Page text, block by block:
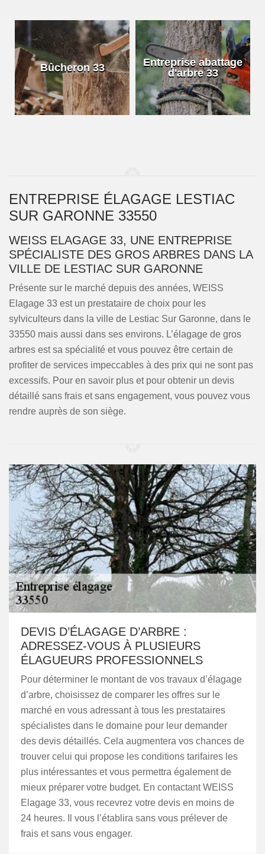
Bûcheron 33
Entreprise abattage
d'arbre 33
ENTREPRISE ÉLAGAGE LESTIAC
SUR GARONNE 33550
WEISS ELAGAGE 33, UNE ENTREPRISE
SPÉCIALISTE DES GROS ARBRES DANS LA
VILLE DE LESTIAC SUR GARONNE
Présente sur le marché depuis des années, WEISS
Elagage 33 est un prestataire de choix pour les
sylviculteurs dans la ville de Lestiac Sur Garonne, dans le
33550 mais aussi dans ses environs. L’élagage de gros
arbres est sa spécialité et vous pouvez être certain de
profiter de services impeccables à des prix qui ne sont pas
excessifs. Pour en savoir plus et pour obtenir un devis
détaillé sans frais et sans engagement, vous pouvez vous
rendre auprès de son siège.
DEVIS D’ÉLAGAGE D’ARBRE :
ADRESSEZ-VOUS À PLUSIEURS
ÉLAGUEURS PROFESSIONNELS
Pour déterminer le montant de vos travaux d’élagage
d’arbre, choisissez de comparer les offres sur le
marché en vous adressant à tous les prestataires
spécialistes dans le domaine pour leur demander
des devis détaillés. Cela augmentera vos chances de
trouver celui qui propose les conditions tarifaires les
plus intéressantes et vous permettra également de
mieux préparer votre budget. En contactant WEISS
Elagage 33, vous recevrez votre devis en moins de
24 heures. Il vous l’établira sans vous prélever de
frais et sans vous engager.